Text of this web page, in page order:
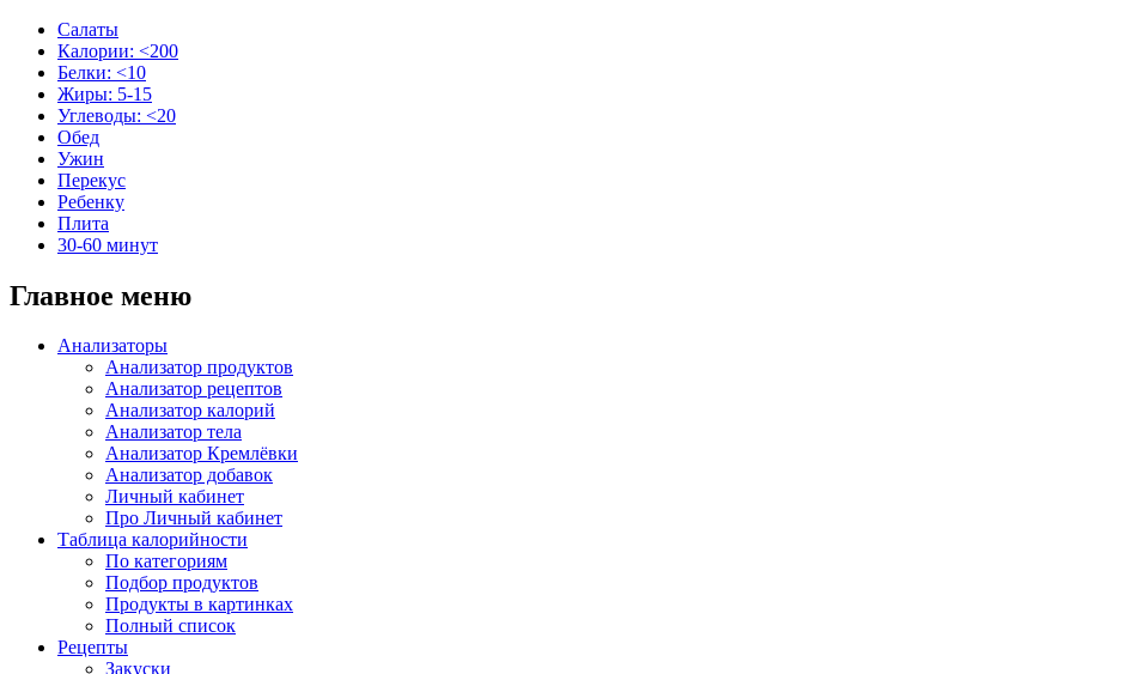
Салаты
Калории: <200
Белки: <10
Жиры: 5-15
Углеводы: <20
Обед
Ужин
Перекус
Ребенку
Плита
30-60 минут
Главное меню
Анализаторы
Анализатор продуктов
Анализатор рецептов
Анализатор калорий
Анализатор тела
Анализатор Кремлёвки
Анализатор добавок
Личный кабинет
Про Личный кабинет
Таблица калорийности
По категориям
Подбор продуктов
Продукты в картинках
Полный список
Рецепты
Закуски